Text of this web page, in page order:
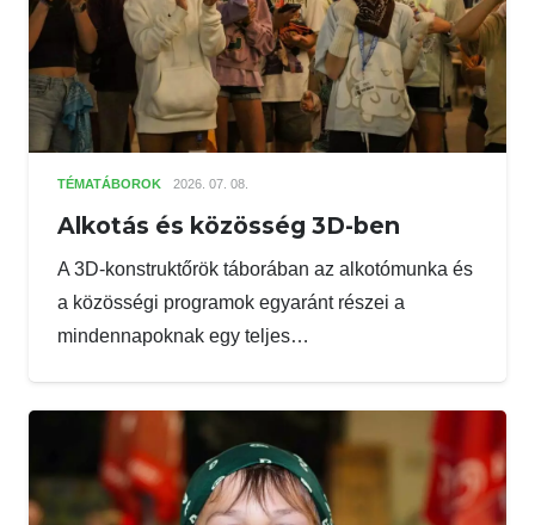
TÉMATÁBOROK 2026. 07. 08.
Alkotás és közösség 3D-ben
A 3D-konstruktőrök táborában az alkotómunka és
a közösségi programok egyaránt részei a
mindennapoknak egy teljes…